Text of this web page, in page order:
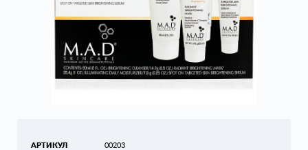
АРТИКУЛ 00203